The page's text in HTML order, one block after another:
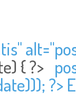
alt="
{ ?>
?>